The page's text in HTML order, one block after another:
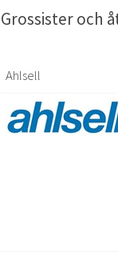
Grossister och
Ahlsell